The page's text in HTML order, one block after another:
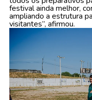
festival ainda melhor,
ampliando a estrutura
visitantes”, afirmou.